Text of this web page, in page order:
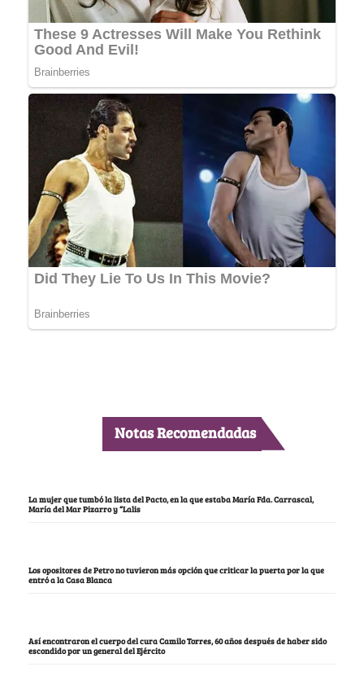
Notas Recomendadas
La mujer que tumbó la lista del Pacto, en la que estaba María Fda. Carrascal,
María del Mar Pizarro y “Lalis
Los opositores de Petro no tuvieron más opción que criticar la puerta por la que
entró a la Casa Blanca
Así encontraron el cuerpo del cura Camilo Torres, 60 años después de haber sido
escondido por un general del Ejército